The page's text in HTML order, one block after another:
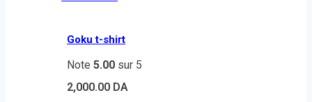
Goku t-shirt
Note 5.00 sur 5
2,000.00 DA